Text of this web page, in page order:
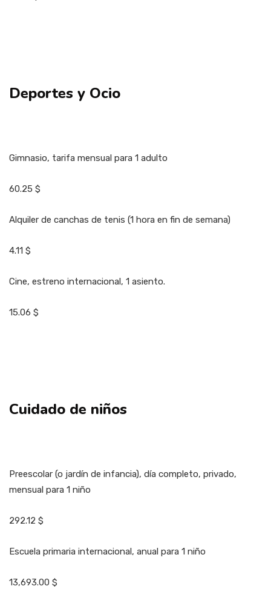
Deportes y Ocio
Gimnasio, tarifa mensual para 1 adulto
60.25 $
Alquiler de canchas de tenis (1 hora en fin de semana)
4.11 $
Cine, estreno internacional, 1 asiento.
15.06 $
Cuidado de niños
Preescolar (o jardín de infancia), día completo, privado,
mensual para 1 niño
292.12 $
Escuela primaria internacional, anual para 1 niño
13,693.00 $